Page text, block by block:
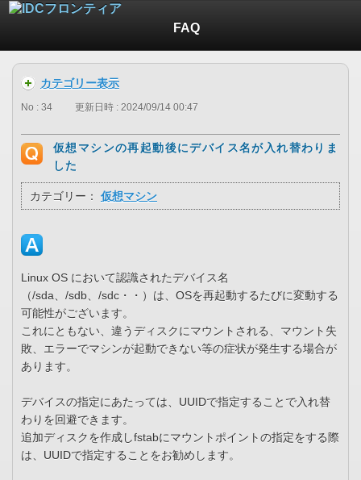
FAQ
カテゴリー表示
No : 34 更新日時 : 2024/09/14 00:47
仮想マシンの再起動後にデバイス名が入れ替わりま
した
カテゴリー： 仮想マシン
Linux OS において認識されたデバイス名
（/sda、/sdb、/sdc・・）は、OSを再起動するたびに変動する
可能性がございます。
これにともない、違うディスクにマウントされる、マウント失
敗、エラーでマシンが起動できない等の症状が発生する場合が
あります。
デバイスの指定にあたっては、UUIDで指定することで入れ替
わりを回避できます。
追加ディスクを作成しfstabにマウントポイントの指定をする際
は、UUIDで指定することをお勧めします。